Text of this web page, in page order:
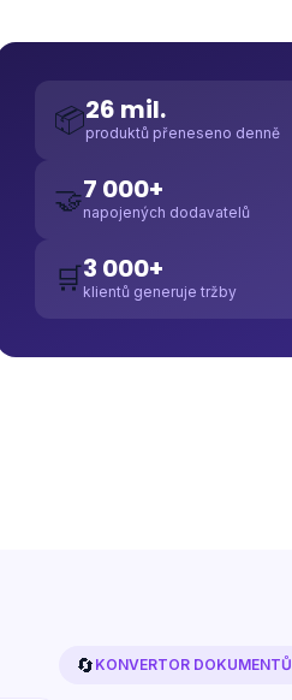
📦26 mil.
produktů přeneseno denně
🤝7 000+
napojených dodavatelů
🛒3 000+
klientů generuje tržby
🔄 KONVERTOR DOKUMENTŮ